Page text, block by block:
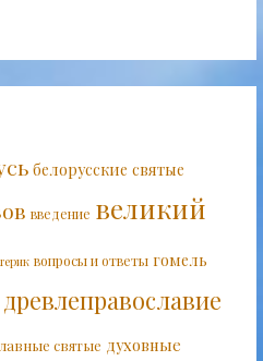
белорусские святые
введение великий
вопросы и ответы гомель
древлеправославие
святые духовные